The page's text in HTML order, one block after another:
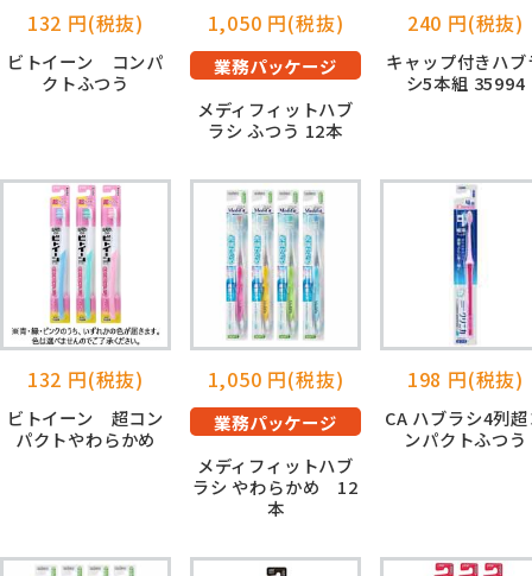
132 円(税抜)
ビトイーン コンパ
クトふつう
1,050 円(税抜)
業務パッケージ
メディフィットハブ
ラシ ふつう 12本
240 円(税抜)
キャップ付きハブ
シ5本組 35994
132 円(税抜)
ビトイーン 超コン
パクトやわらかめ
1,050 円(税抜)
業務パッケージ
メディフィットハブ
ラシ やわらかめ 12
本
198 円(税抜)
CA ハブラシ4列
ンパクトふつう